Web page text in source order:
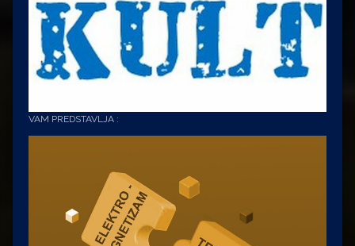
VAM PREDSTAVLJA :